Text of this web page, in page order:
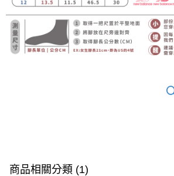
商品相關分類 (1)